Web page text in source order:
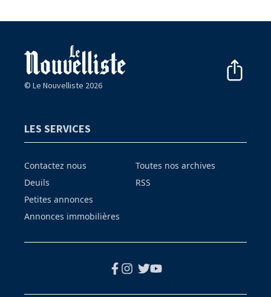
© Le Nouvelliste 2026
LES SERVICES
Contactez nous
Deuils
Petites annonces
Annonces immobilières
Toutes nos archives
RSS